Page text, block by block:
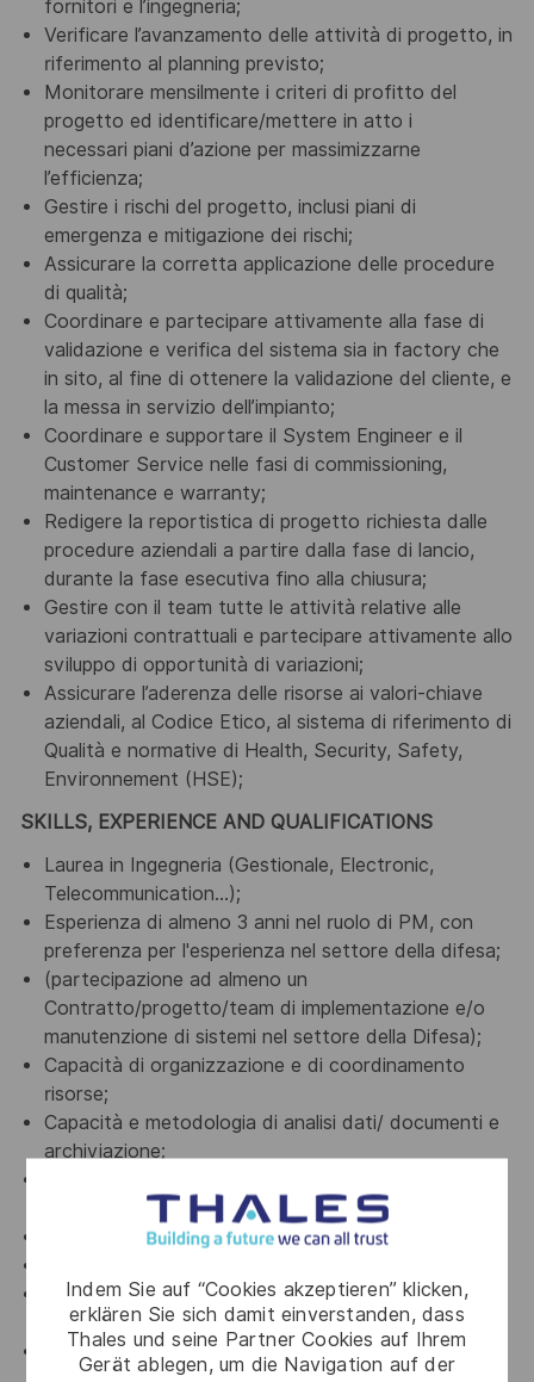
Indem Sie auf “Cookies akzeptieren” klicken,
erklären Sie sich damit einverstanden, dass
Thales und seine Partner Cookies auf Ihrem
Gerät ablegen, um die Navigation auf der
fornitori e l’ingegneria;
Verificare l’avanzamento delle attività di progetto, in
riferimento al planning previsto;
Monitorare mensilmente i criteri di profitto del
progetto ed identificare/mettere in atto i
necessari piani d’azione per massimizzarne
l’efficienza;
Gestire i rischi del progetto, inclusi piani di
emergenza e mitigazione dei rischi;
Assicurare la corretta applicazione delle procedure
di qualità;
Coordinare e partecipare attivamente alla fase di
validazione e verifica del sistema sia in factory che
in sito, al fine di ottenere la validazione del cliente, e
la messa in servizio dell’impianto;
Coordinare e supportare il System Engineer e il
Customer Service nelle fasi di commissioning,
maintenance e warranty;
Redigere la reportistica di progetto richiesta dalle
procedure aziendali a partire dalla fase di lancio,
durante la fase esecutiva fino alla chiusura;
Gestire con il team tutte le attività relative alle
variazioni contrattuali e partecipare attivamente allo
sviluppo di opportunità di variazioni;
Assicurare l’aderenza delle risorse ai valori-chiave
aziendali, al Codice Etico, al sistema di riferimento di
Qualità e normative di Health, Security, Safety,
Environnement (HSE);
SKILLS, EXPERIENCE AND QUALIFICATIONS
Laurea in Ingegneria (Gestionale, Electronic,
Telecommunication...);
Esperienza di almeno 3 anni nel ruolo di PM, con
preferenza per l'esperienza nel settore della difesa;
(partecipazione ad almeno un
Contratto/progetto/team di implementazione e/o
manutenzione di sistemi nel settore della Difesa);
Capacità di organizzazione e di coordinamento
risorse;
Capacità e metodologia di analisi dati/ documenti e
archiviazione;
Autonomia, intraprendenza e proattività;
Capacità di lavoro in team e forte motivazione al
lavoro per obiettivi;
Conoscenze legislative ed esperienze in ambito